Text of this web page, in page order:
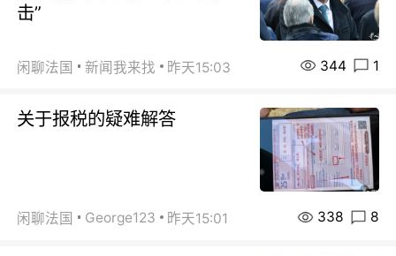
击”
闲聊法国 新闻我来找 昨天15:03 344 1
关于报税的疑难解答
闲聊法国 George123 昨天15:01 338 8